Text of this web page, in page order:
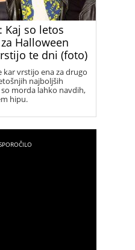
Kaj so letos
Halloween
te dni (foto)
kar vrstijo ena za drugo
najboljših
morda lahko navdih,
hipu.